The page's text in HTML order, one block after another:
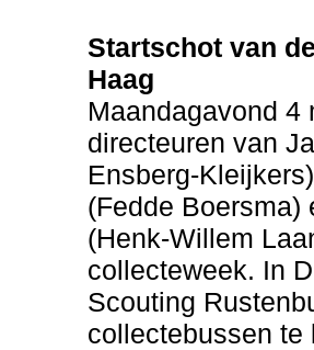
Startschot van
Haag
Maandagavond 4
directeuren van
Ensberg-
(Fedde Boersma)
(Henk-Willem
collecteweek. In
Scouting
collectebussen te